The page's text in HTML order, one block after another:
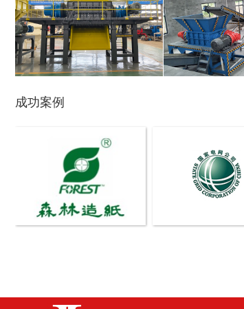
废纸破碎机 双轴
成功案例